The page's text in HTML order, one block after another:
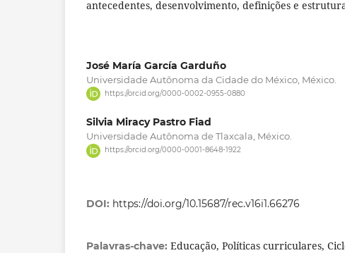
antecedentes, desenvolvimento, definições e
José María García Garduño
Universidade Autônoma da Cidade do México, México.
https://orcid.org/0000-0002-0955-0880
Silvia Miracy Pastro Fiad
Universidade Autônoma de Tlaxcala, México.
https://orcid.org/0000-0001-8648-1922
DOI: https://doi.org/10.15687/rec.v16i1.66276
Palavras-chave: Educação, Políticas curriculares,